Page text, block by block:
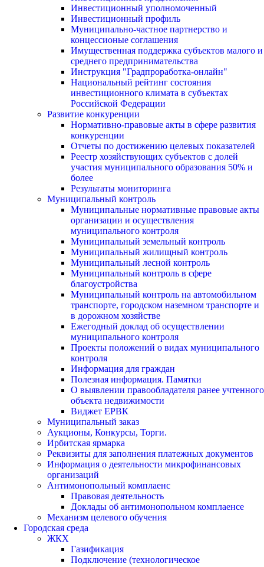
Инвестиционный уполномоченный
Инвестиционный профиль
Муниципально-частное партнерство и
концессионые соглашения
Имущественная поддержка субъектов малого и
среднего предпринимательства
Инструкция "Градпроработка-онлайн"
Национальный рейтинг состояния
инвестиционного климата в субъектах
Российской Федерации
Развитие конкуренции
Нормативно-правовые акты в сфере развития
конкуренции
Отчеты по достижению целевых показателей
Реестр хозяйствующих субъектов с долей
участия муниципального образования 50% и
более
Результаты мониторинга
Муниципальный контроль
Муниципальные нормативные правовые акты
организации и осуществления
муниципального контроля
Муниципальный земельный контроль
Муниципальный жилищный контроль
Муниципальный лесной контроль
Муниципальный контроль в сфере
благоустройства
Муниципальный контроль на автомобильном
транспорте, городском наземном транспорте и
в дорожном хозяйстве
Ежегодный доклад об осуществлении
муниципального контроля
Проекты положений о видах муниципального
контроля
Информация для граждан
Полезная информация. Памятки
О выявлении правообладателя ранее учтенного
объекта недвижимости
Виджет ЕРВК
Муниципальный заказ
Аукционы, Конкурсы, Торги.
Ирбитская ярмарка
Реквизиты для заполнения платежных документов
Информация о деятельности микрофинансовых
организаций
Антимонопольный комплаенс
Правовая деятельность
Доклады об антимонопольном комплаенсе
Механизм целевого обучения
Городская среда
ЖКХ
Газификация
Подключение (технологическое